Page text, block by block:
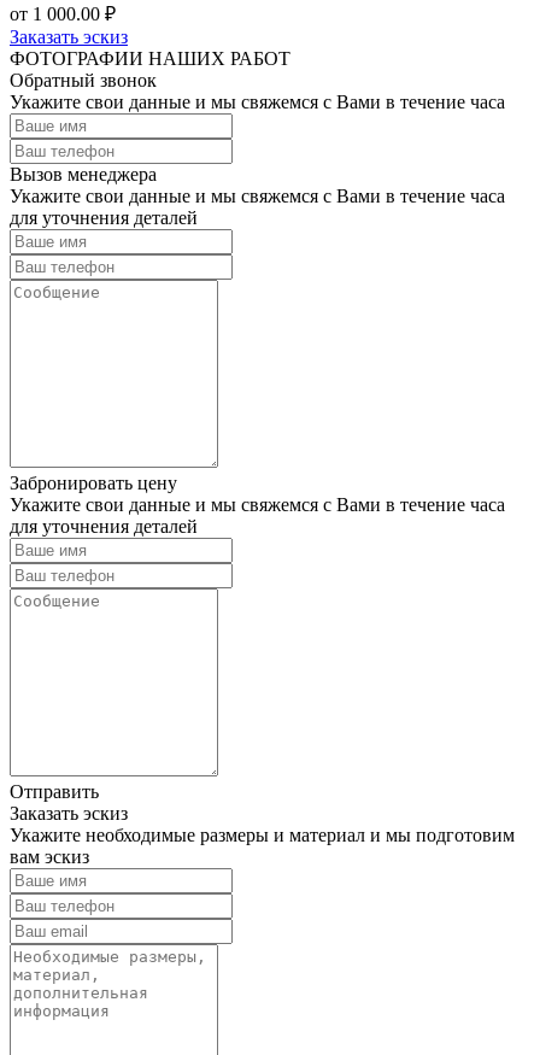
от 1 000.00 ₽
Заказать эскиз
ФОТОГРАФИИ НАШИХ РАБОТ
Обратный звонок
Укажите свои данные и мы свяжемся с Вами в течение часа
Вызов менеджера
Укажите свои данные и мы свяжемся с Вами в течение часа
для уточнения деталей
Забронировать цену
Укажите свои данные и мы свяжемся с Вами в течение часа
для уточнения деталей
Отправить
Заказать эскиз
Укажите необходимые размеры и материал и мы подготовим
вам эскиз